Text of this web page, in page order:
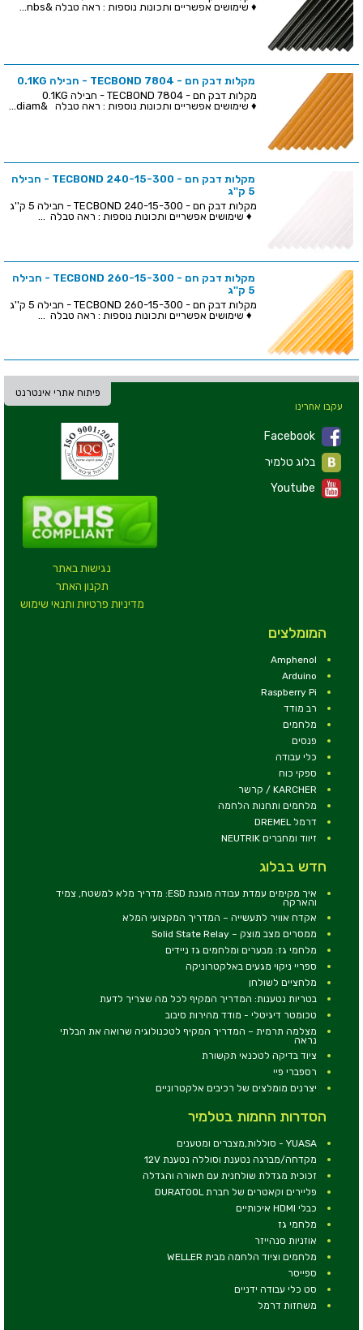
♦ שימושים אפשריים ותכונות נוספות : ראה טבלה &nbs...
מקלות דבק חם - TECBOND 7804 - חבילה 0.1KG
♦ שימושים אפשריים ותכונות נוספות : ראה טבלה &diam...
מקלות דבק חם - TECBOND 240-15-300 - חבילה
5 ק''ג
מקלות דבק חם - TECBOND 240-15-300 - חבילה 5 ק''ג
♦ שימושים אפשריים ותכונות נוספות : ראה טבלה ...
מקלות דבק חם - TECBOND 260-15-300 - חבילה
5 ק''ג
מקלות דבק חם - TECBOND 260-15-300 - חבילה 5 ק''ג
♦ שימושים אפשריים ותכונות נוספות : ראה טבלה ...
פיתוח אתרי אינטרנט
נגישות באתר
תקנון האתר
מדיניות פרטיות ותנאי שימוש
עקבו אחרינו
Facebook
Youtube
המומלצים
Amphenol
Arduino
Raspberry Pi
רב מודד
מלחמים
פנסים
כלי עבודה
ספקי כוח
KARCHER / קרשר
מלחמים ותחנות הלחמה
דרמל DREMEL
זיווד ומחברים NEUTRIK
חדש בבלוג
איך מקימים עמדת עבודה מוגנת ESD: מדריך מלא למשטח, צמיד
והארקה
אקדח אוויר לתעשייה – המדריך המקצועי המלא
ממסרים מצב מוצק – Solid State Relay
מלחמי גז: מבערים ומלחמים גז ניידים
ספריי ניקוי מגעים באלקטרוניקה
מלחציים לשולחן
בטריות נטענות: המדריך המקיף לכל מה שצריך לדעת
טכומטר דיגיטלי - מודד מהירות סיבוב
מצלמה תרמית – המדריך המקיף לטכנולוגיה שרואה את הבלתי
נראה
ציוד בדיקה לטכנאי תקשורת
רספברי פיי
יצרנים מומלצים של רכיבים אלקטרוניים
הסדרות החמות בטלמיר
YUASA - סוללות,מצברים ומטענים
מקדחה/מברגה נטענת וסוללה נטענת 12V
זכוכית מגדלת שולחנית עם תאורה והגדלה
פליירים וקאטרים של חברת DURATOOL
כבלי HDMI איכותיים
מלחמי גז
אוזניות סנהייזר
מלחמים וציוד הלחמה מבית WELLER
ספייסר
סט כלי עבודה ידניים
משחזות דרמל